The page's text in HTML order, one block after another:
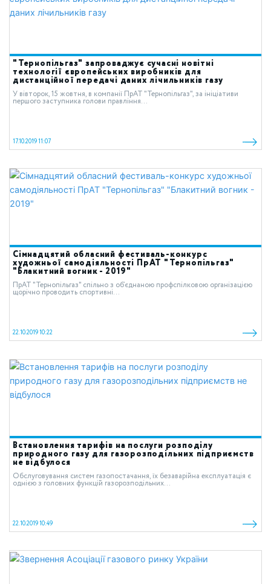
"Тернопільгаз" запроваджує сучасні новітні
технології європейських виробників для
дистанційної передачі даних лічильників газу
У вівторок, 15 жовтня, в компанії ПрАТ "Тернопільгаз", за ініціативи
першого заступника голови правління...
17.10.2019 11:07
Сімнадцятий обласний фестиваль-конкурс
художньої самодіяльності ПрАТ "Тернопільгаз"
"Блакитний вогник - 2019"
ПрАТ "Тернопільгаз" спільно з об’єднаною профспілковою організацією
щорічно проводить спортивні...
22.10.2019 10:22
Встановлення тарифів на послуги розподілу
природного газу для газорозподільних підприємств
не відбулося
Обслуговування систем газопостачання, їх безаварійна експлуатація є
однією з головних функцій газорозподільних...
22.10.2019 10:49